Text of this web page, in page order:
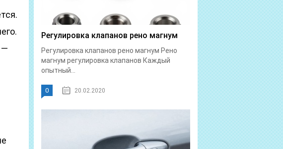
—
Регулировка клапанов рено магнум
Регулировка клапанов рено магнум Рено
магнум регулировка клапанов Каждый
опытный...
0 20.02.2020